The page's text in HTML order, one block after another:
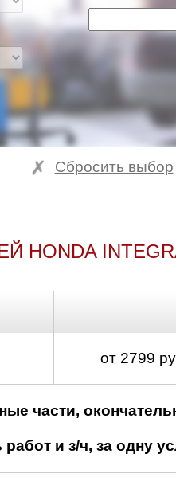
Сбросить выбор
от 2799
части,
и з/ч, за одну